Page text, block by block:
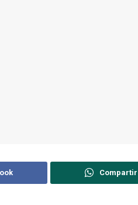
Compartir